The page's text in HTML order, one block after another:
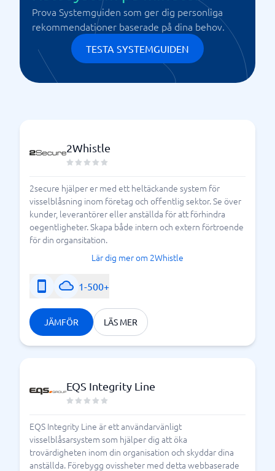
Prova Systemguiden som ger dig personliga
rekommendationer baserade på dina behov.
TESTA SYSTEMGUIDEN
2Whistle
2secure hjälper er med ett heltäckande system för
visselblåsning inom företag och offentlig sektor. Se över
kunder, leverantörer eller anställda för att förhindra
oegentligheter. Skapa både intern och extern förtroende
för din organsitation.
Lär dig mer om 2Whistle
1-500+
JÄMFÖR LÄS MER
EQS Integrity Line
EQS Integrity Line är ett användarvänligt
visselblåsarsystem som hjälper dig att öka
trovärdigheten inom din organisation och skyddar dina
anställda. Förebygg ovissheter med detta webbaserade